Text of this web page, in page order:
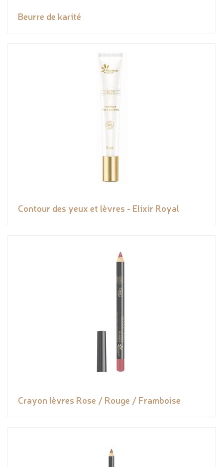
Beurre de karité
Contour des yeux et lèvres - Elixir Royal
Crayon lèvres Rose / Rouge / Framboise